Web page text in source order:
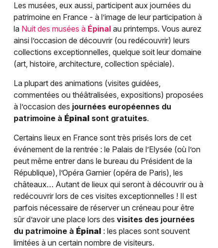
Les musées, eux aussi, participent aux journées du
patrimoine en France - à l’image de leur participation à
la Nuit des musées à Épinal au printemps. Vous aurez
ainsi l’occasion de découvrir (ou redécouvrir) leurs
collections exceptionnelles, quelque soit leur domaine
(art, histoire, architecture, collection spéciale).
La plupart des animations (visites guidées,
commentées ou théâtralisées, expositions) proposées
à l’occasion des journées européennes du
patrimoine à Épinal sont gratuites.
Certains lieux en France sont très prisés lors de cet
événement de la rentrée : le Palais de l’Elysée (où l’on
peut même entrer dans le bureau du Président de la
République), l’Opéra Garnier (opéra de Paris), les
châteaux… Autant de lieux qui seront à découvrir ou à
redécouvrir lors de ces visites exceptionnelles ! Il est
parfois nécessaire de réserver un créneau pour être
sûr d’avoir une place lors des visites des journées
du patrimoine à Épinal : les places sont souvent
limitées à un certain nombre de visiteurs.